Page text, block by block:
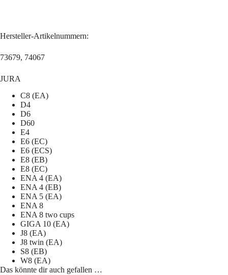
Hersteller-Artikelnummern:
73679, 74067
JURA
C8 (EA)
D4
D6
D60
E4
E6 (EC)
E6 (ECS)
E8 (EB)
E8 (EC)
ENA 4 (EA)
ENA 4 (EB)
ENA 5 (EA)
ENA 8
ENA 8 two cups
GIGA 10 (EA)
J8 (EA)
J8 twin (EA)
S8 (EB)
W8 (EA)
Das könnte dir auch gefallen …